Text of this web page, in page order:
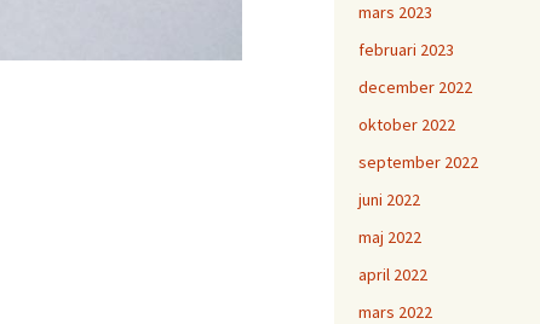
mars 2023
februari 2023
december 2022
oktober 2022
september 2022
juni 2022
maj 2022
april 2022
mars 2022